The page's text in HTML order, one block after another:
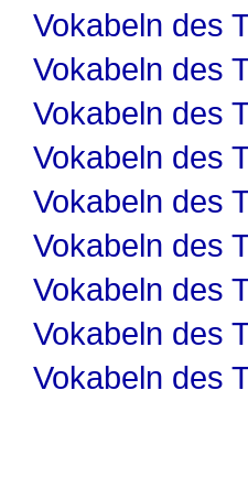
Vokabeln des
Vokabeln des
Vokabeln des
Vokabeln des
Vokabeln des
Vokabeln des
Vokabeln des
Vokabeln des
Vokabeln des